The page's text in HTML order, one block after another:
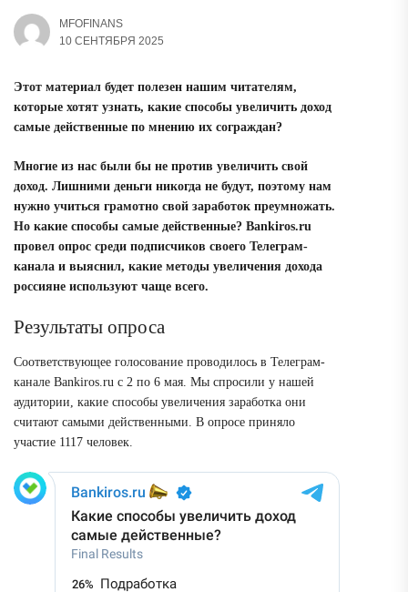
MFOFINANS
10 СЕНТЯБРЯ 2025
Этот материал будет полезен нашим читателям,
которые хотят узнать, какие способы увеличить доход
самые действенные по мнению их сограждан?
Многие из нас были бы не против увеличить свой
доход. Лишними деньги никогда не будут, поэтому нам
нужно учиться грамотно свой заработок преумножать.
Но какие способы самые действенные? Bankiros.ru
провел опрос среди подписчиков своего Телеграм-
канала и выяснил, какие методы увеличения дохода
россияне используют чаще всего.
Результаты опроса
Соответствующее голосование проводилось в Телеграм-
канале Bankiros.ru с 2 по 6 мая. Мы спросили у нашей
аудитории, какие способы увеличения заработка они
считают самыми действенными. В опросе приняло
участие 1117 человек.